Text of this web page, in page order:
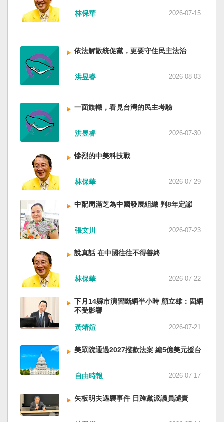
林保華 2026-07-15
依法解散統促黨，更要守住民主法治
洪昱睿 2026-08-03
一面旗幟，看見台灣的民主考驗
洪昱睿 2026-07-30
慘烈的中美科技戰
林保華 2026-07-29
中配周滿芝為中國發展組織 判8年定讞
張文川 2026-07-23
說真話 在中國往往不得善終
林保華 2026-07-22
下月14縣市演習斷網半小時 顧立雄：固網
不受影響
黃靖媗 2026-07-21
美眾院通過2027撥款法案 編5億美元援台
自由時報 2026-07-17
矢板明夫遇襲事件 日跨黨派議員譴責